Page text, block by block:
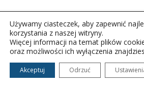
Copyright © 2026Polskie Radio Rzeszów
Wszelkie prawa zastrzeżone.
Używamy ciasteczek, aby zapewnić
korzystania z naszej witryny.
Więcej informacji na temat plików
oraz możliwości ich wyłączenia
Akceptuj Odrzuć